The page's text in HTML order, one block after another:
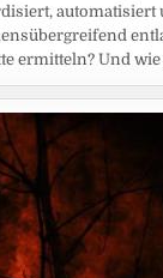
automatisiert
ermitteln? Und wie